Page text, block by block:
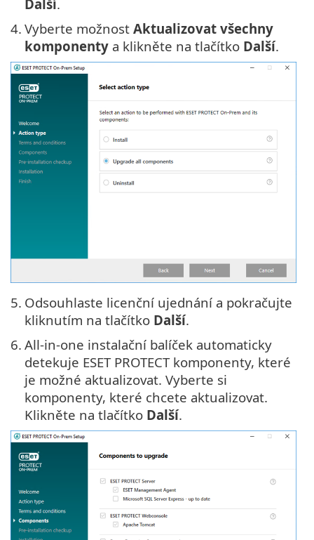
Další.
4. Vyberte možnost Aktualizovat všechny
komponenty a klikněte na tlačítko Další.
5. Odsouhlaste licenční ujednání a pokračujte
kliknutím na tlačítko Další.
6. All-in-one instalační balíček automaticky
detekuje ESET PROTECT komponenty, které
je možné aktualizovat. Vyberte si
komponenty, které chcete aktualizovat.
Klikněte na tlačítko Další.